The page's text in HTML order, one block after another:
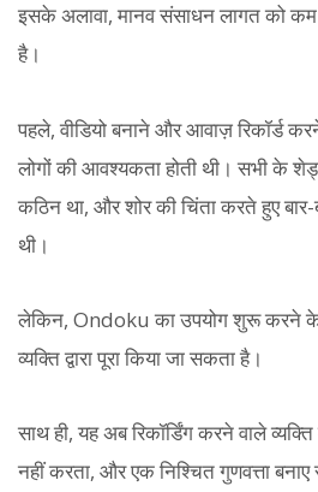
इसके अलावा, मानव संसाधन लागत को
है।
पहले, वीडियो बनाने और आवाज़ रिकॉर्ड
लोगों की आवश्यकता होती थी। सभी के
कठिन था, और शोर की चिंता करते हुए बार-
थी।
लेकिन, Ondoku का उपयोग शुरू करने के
व्यक्ति द्वारा पूरा किया जा सकता है।
साथ ही, यह अब रिकॉर्डिंग करने वाले व्यक्ति
नहीं करता, और एक निश्चित गुणवत्ता